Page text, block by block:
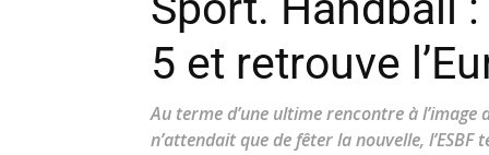
5 et retrouve
Au terme d’une ultime rencontre à l’image
n’attendait que de fêter la nouvelle,